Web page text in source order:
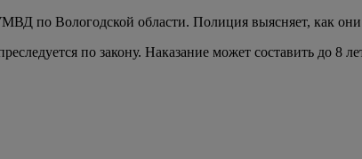
по Вологодской области. Полиция выясняет, как они
по закону. Наказание может составить до 8